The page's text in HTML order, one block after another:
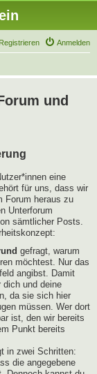
Anmelden
Registrieren
und
eine
für uns, dass wir
Forum heraus zu
Unterforum
sämtlicher Posts.
gefragt, warum
möchtest. Nur das
angibst. Damit
dich und deine
da sie sich hier
müssen. Wer dort
ist, den wir bereits
Punkt bereits
in zwei Schritten:
die angegebene